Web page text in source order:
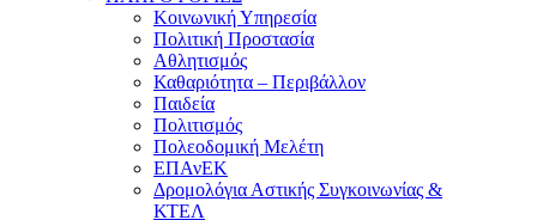
Κοινωνική Υπηρεσία
Πολιτική Προστασία
Αθλητισμός
Καθαριότητα – Περιβάλλον
Παιδεία
Πολιτισμός
Πολεοδομική Μελέτη
ΕΠΑνΕΚ
Δρομολόγια Αστικής Συγκοινωνίας &
ΚΤΕΛ